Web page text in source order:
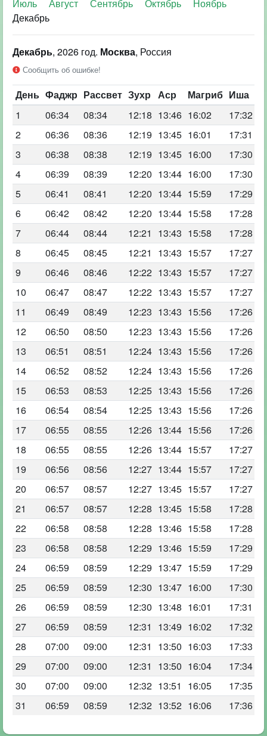
Июль
Август Сентябрь Октябрь
Ноябрь
Декабрь
Декабрь, 2026 год. Москва, Россия
Сообщить об ошибке!
День Фаджр Рассвет Зухр Аср Магриб Иша
1
06:34 08:34 12:18 13:46 16:02
17:32
2
06:36 08:36 12:19 13:45 16:01
17:31
3
06:38 08:38 12:19 13:45 16:00
17:30
4
06:39 08:39 12:20 13:44 16:00
17:30
5
06:41 08:41 12:20 13:44 15:59
17:29
6
06:42 08:42 12:20 13:44 15:58
17:28
7
06:44 08:44 12:21 13:43 15:58
17:28
8
06:45 08:45 12:21 13:43 15:57
17:27
9
06:46 08:46 12:22 13:43 15:57
17:27
10
06:47 08:47 12:22 13:43 15:57
17:27
11
06:49 08:49 12:23 13:43 15:56
17:26
12
06:50 08:50 12:23 13:43 15:56
17:26
13
06:51 08:51 12:24 13:43 15:56
17:26
14
06:52 08:52 12:24 13:43 15:56
17:26
15
06:53 08:53 12:25 13:43 15:56
17:26
16
06:54 08:54 12:25 13:43 15:56
17:26
17
06:55 08:55 12:26 13:44 15:56
17:26
18
06:55 08:55 12:26 13:44 15:57
17:27
19
06:56 08:56 12:27 13:44 15:57
17:27
20
06:57 08:57 12:27 13:45 15:57
17:27
21
06:57 08:57 12:28 13:45 15:58
17:28
22
06:58 08:58 12:28 13:46 15:58
17:28
23
06:58 08:58 12:29 13:46 15:59
17:29
24
06:59 08:59 12:29 13:47 15:59
17:29
25
06:59 08:59 12:30 13:47 16:00
17:30
26
06:59 08:59 12:30 13:48 16:01
17:31
27
06:59 08:59 12:31 13:49 16:02
17:32
28
07:00 09:00 12:31 13:50 16:03
17:33
29
07:00 09:00 12:31 13:50 16:04
17:34
30
07:00 09:00 12:32 13:51 16:05
17:35
31
06:59 08:59 12:32 13:52 16:06 17:36